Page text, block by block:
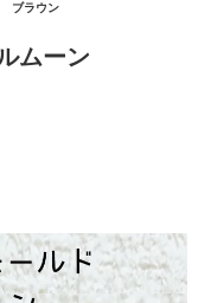
ブラウン
ムーン